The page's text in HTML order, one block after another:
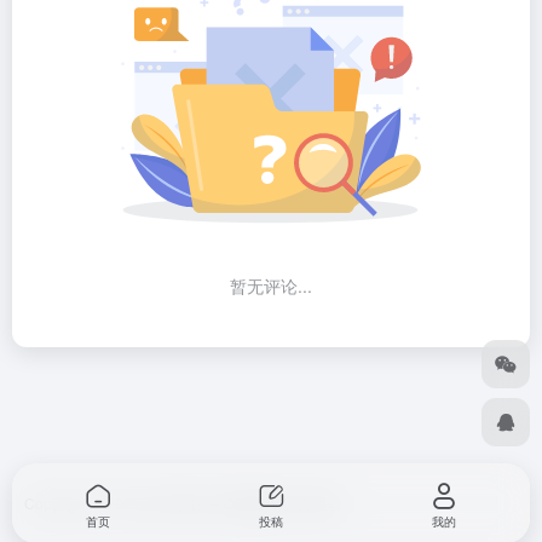
暂无评论...
Copyright © 2026 OneNav强力驱动
首页 投稿 我的